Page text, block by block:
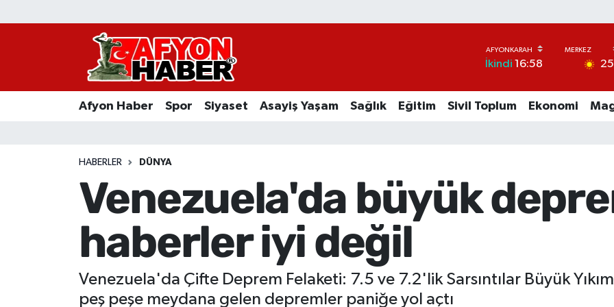
İkindi 16:58 25
Afyon Haber Spor Siyaset Asayiş Yaşam Sağlık Eğitim Sivil Toplum Ekonomi
HABERLER DÜNYA
Venezuela'da büyük
haberler iyi değil
Venezuela'da Çifte Deprem Felaketi: 7.5 ve 7.2'lik Sarsıntılar Büyük
peş peşe meydana gelen depremler paniğe yol açtı
Afyon Haber
Asayiş Yaşam
Ekonomi